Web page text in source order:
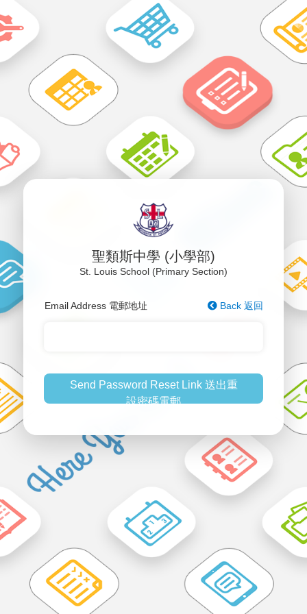
聖類斯中學 (小學部)
St. Louis School (Primary Section)
Email Address 電郵地址 Back 返回
Send Password Reset Link 送出重
設密碼電郵